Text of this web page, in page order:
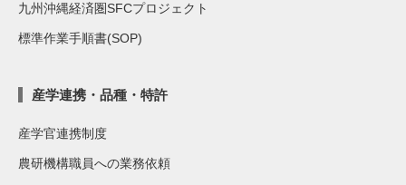
九州沖縄経済圏SFCプロジェクト
標準作業手順書(SOP)
産学連携・品種・特許
産学官連携制度
農研機構職員への業務依頼